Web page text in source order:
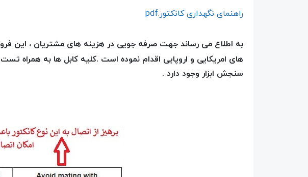
راهنمای نگهداری کانکتور.pdf
به اطلاع می رساند جهت صرفه جویی در هزینه های مشتریان ، این
های امریکایی و اروپایی اقدام نموده است .کلیه کابل ها به
سنجش ابزار وجود دارد .